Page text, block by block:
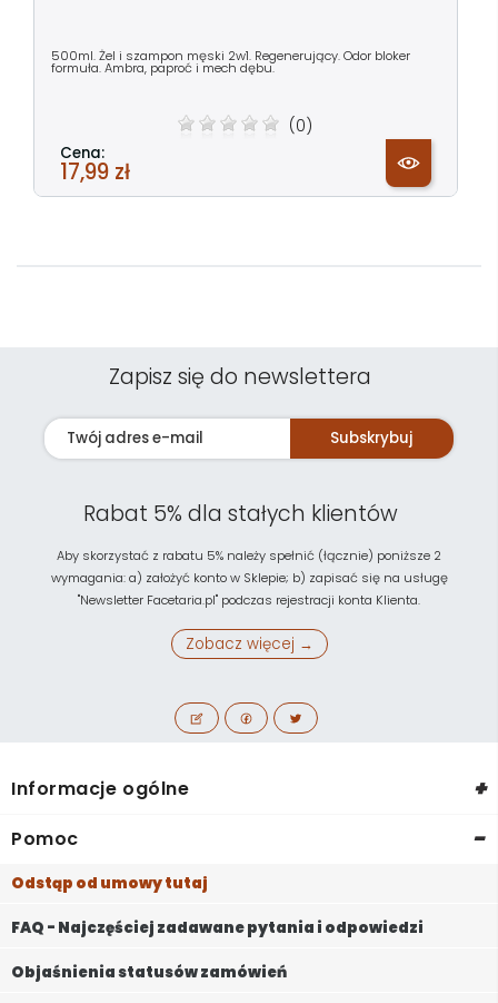
500ml. Żel i szampon męski 2w1. Regenerujący. Odor bloker
formuła. Ambra, paproć i mech dębu.
(0)
Cena:
17,99 zł
Zapisz się do newslettera
Subskrybuj
Rabat 5% dla stałych klientów
Aby skorzystać z rabatu 5% należy spełnić (łącznie) poniższe 2
wymagania: a) założyć konto w Sklepie; b) zapisać się na usługę
"Newsletter Facetaria.pl" podczas rejestracji konta Klienta.
Zobacz więcej →
Informacje ogólne +
Pomoc -
Odstąp od umowy tutaj
FAQ - Najczęściej zadawane pytania i odpowiedzi
Objaśnienia statusów zamówień